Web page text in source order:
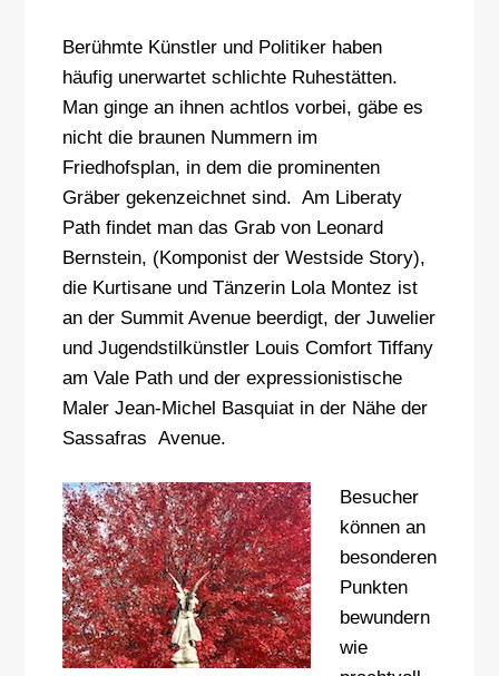
Berühmte Künstler und Politiker haben
häufig unerwartet schlichte Ruhestätten.
Man ginge an ihnen achtlos vorbei, gäbe es
nicht die braunen Nummern im
Friedhofsplan, in dem die prominenten
Gräber gekenzeichnet sind. Am Liberaty
Path findet man das Grab von Leonard
Bernstein, (Komponist der Westside Story),
die Kurtisane und Tänzerin Lola Montez ist
an der Summit Avenue beerdigt, der Juwelier
und Jugendstilkünstler Louis Comfort Tiffany
am Vale Path und der expressionistische
Maler Jean-Michel Basquiat in der Nähe der
Sassafras Avenue.
Besucher
können an
besonderen
Punkten
bewundern
wie